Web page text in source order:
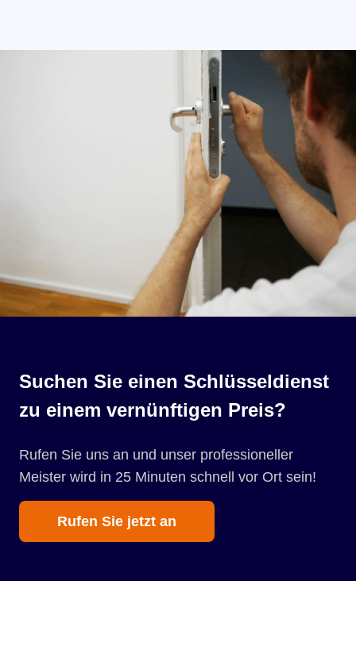
Suchen Sie einen Schlüsseldienst
zu einem vernünftigen Preis?
Rufen Sie uns an und unser professioneller
Meister wird in 25 Minuten schnell vor Ort sein!
Rufen Sie jetzt an